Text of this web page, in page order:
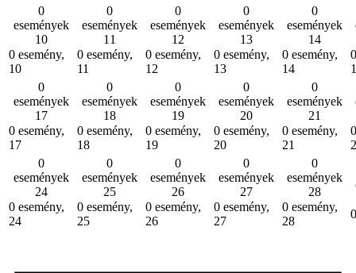
0
események
10
0 esemény,
10
0
események
11
0 esemény,
11
0
események
12
0 esemény,
12
0
események
13
0 esemény,
13
0
események
14
0 esemény,
14
0
események
17
0 esemény,
17
0
események
18
0 esemény,
18
0
események
19
0 esemény,
19
0
események
20
0 esemény,
20
0
események
21
0 esemény,
21
0
események
24
0 esemény,
24
0
események
25
0 esemény,
25
0
események
26
0 esemény,
26
0
események
27
0 esemény,
27
0
események
28
0 esemény,
28